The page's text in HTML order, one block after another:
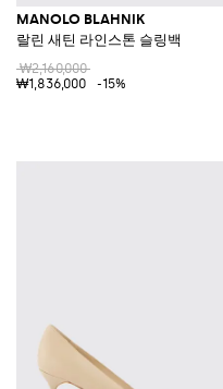
MANOLO BLAHNIK
랄린 새틴 라인스톤 슬링백
₩2,160,000
₩1,836,000
-15%